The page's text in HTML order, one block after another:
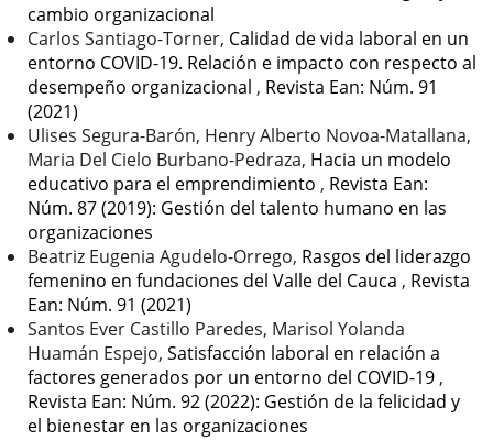
cambio organizacional
Carlos Santiago-Torner, Calidad de vida laboral en un
entorno COVID-19. Relación e impacto con respecto al
desempeño organizacional , Revista Ean: Núm. 91
(2021)
Ulises Segura-Barón, Henry Alberto Novoa-Matallana,
Maria Del Cielo Burbano-Pedraza, Hacia un modelo
educativo para el emprendimiento , Revista Ean:
Núm. 87 (2019): Gestión del talento humano en las
organizaciones
Beatriz Eugenia Agudelo-Orrego, Rasgos del liderazgo
femenino en fundaciones del Valle del Cauca , Revista
Ean: Núm. 91 (2021)
Santos Ever Castillo Paredes, Marisol Yolanda
Huamán Espejo, Satisfacción laboral en relación a
factores generados por un entorno del COVID-19 ,
Revista Ean: Núm. 92 (2022): Gestión de la felicidad y
el bienestar en las organizaciones